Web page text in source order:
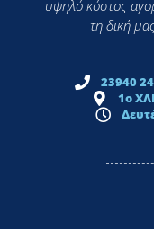
υψηλό κόστος
τη δική
23940
1ο